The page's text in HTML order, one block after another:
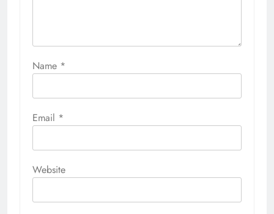
Name *
Email *
Website